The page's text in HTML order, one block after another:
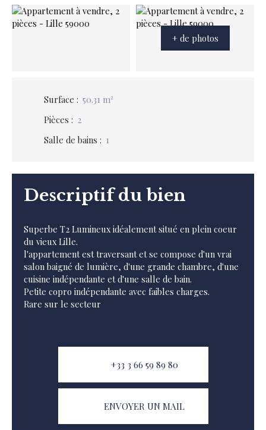
+ de photos
Surface : 50.31 m²
Pièces : 2
Salle de bains : 1
Descriptif du bien
Superbe T2 Lumineux idéalement situé en plein coeur
du vieux Lille.
l'appartement est traversant et se compose d'un vrai
salon baigné de lumière, d'une grande chambre, d'une
cuisine indépendante et d'une salle de bain.
Petite copro indépendante avec faibles charges.
Rare sur le secteur
+33 3 66 59 89 80
ENVOYER UN MAIL